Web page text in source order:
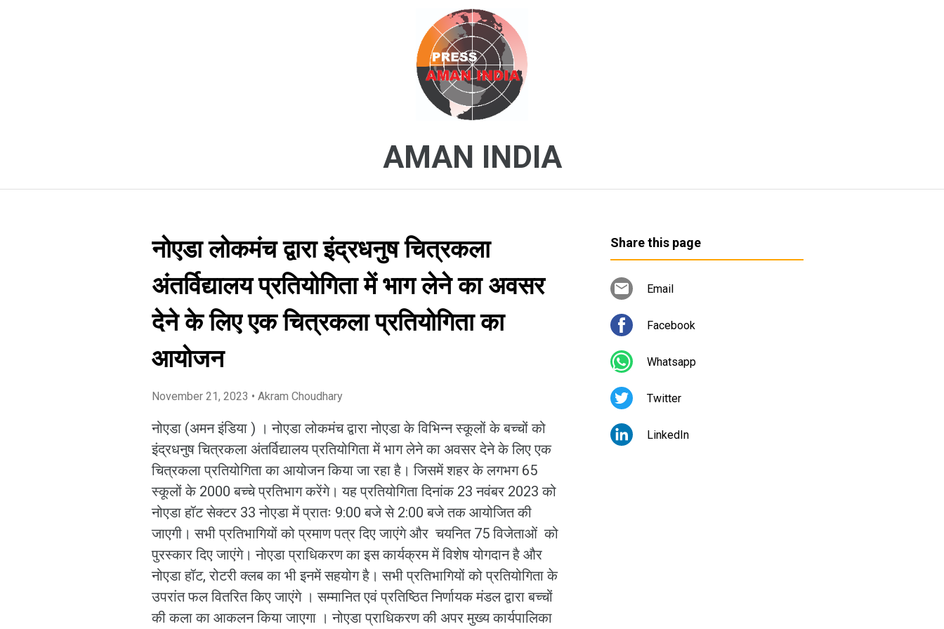
AMAN INDIA
नोएडा लोकमंच द्वारा इंद्रधनुष चित्रकला
अंतर्विद्यालय प्रतियोगिता में भाग लेने का अवसर
देने के लिए एक चित्रकला प्रतियोगिता का
आयोजन
November 21, 2023 • Akram Choudhary
नोएडा (अमन इंडिया ) । नोएडा लोकमंच द्वारा नोएडा के विभिन्न स्कूलों के बच्चों को
इंद्रधनुष चित्रकला अंतर्विद्यालय प्रतियोगिता में भाग लेने का अवसर देने के लिए एक
चित्रकला प्रतियोगिता का आयोजन किया जा रहा है। जिसमें शहर के लगभग 65
स्कूलों के 2000 बच्चे प्रतिभाग करेंगे। यह प्रतियोगिता दिनांक 23 नवंबर 2023 को
नोएडा हॉट सेक्टर 33 नोएडा में प्रातः 9:00 बजे से 2:00 बजे तक आयोजित की
जाएगी। सभी प्रतिभागियों को प्रमाण पत्र दिए जाएंगे और चयनित 75 विजेताओं को
पुरस्कार दिए जाएंगे। नोएडा प्राधिकरण का इस कार्यक्रम में विशेष योगदान है और
नोएडा हॉट, रोटरी क्लब का भी इनमें सहयोग है। सभी प्रतिभागियों को प्रतियोगिता के
उपरांत फल वितरित किए जाएंगे । सम्मानित एवं प्रतिष्ठित निर्णायक मंडल द्वारा बच्चों
की कला का आकलन किया जाएगा । नोएडा प्राधिकरण की अपर मुख्य कार्यपालिका
Share this page
Email
Facebook
Whatsapp
Twitter
LinkedIn